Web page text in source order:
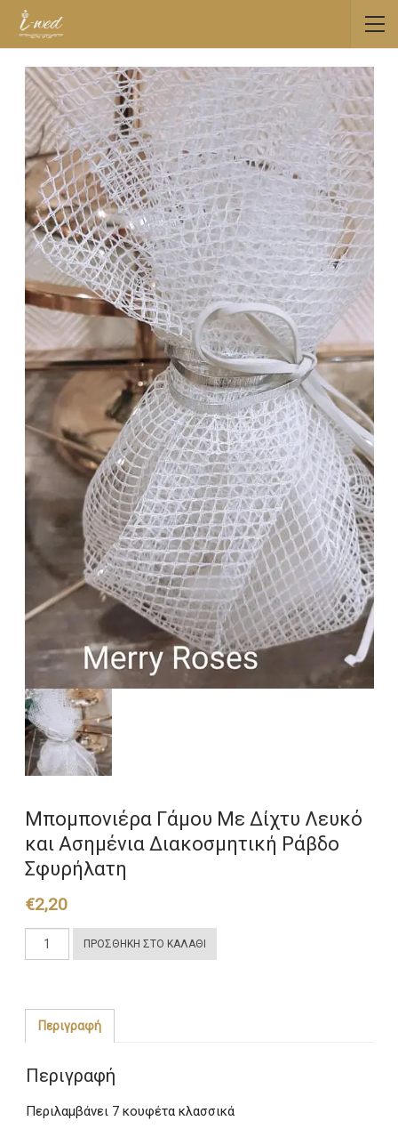
Μπομπονιέρα Γάμου Με Δίχτυ Λευκό
και Ασημένια Διακοσμητική Ράβδο
Σφυρήλατη
€2,20
Μπομπονιέρα
Γάμου
Λευκό
Διακοσμητική
Σφυρήλατη
ΠΡΟΣΘΉΚΗ ΣΤΟ ΚΑΛΆΘΙ
Περιγραφή
Περιγραφή
Περιλαμβάνει 7 κουφέτα κλασσικά